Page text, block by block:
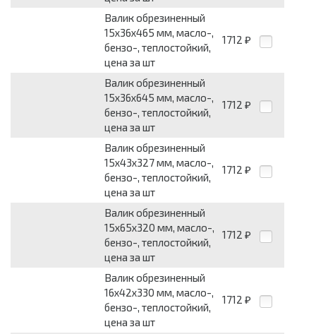
Валик обрезиненный
15x36x465 мм, масло-,
бензо-, теплостойкий,
цена за шт
1712 ₽
Валик обрезиненный
15x36x645 мм, масло-,
бензо-, теплостойкий,
цена за шт
1712 ₽
Валик обрезиненный
15x43x327 мм, масло-,
бензо-, теплостойкий,
цена за шт
1712 ₽
Валик обрезиненный
15x65x320 мм, масло-,
бензо-, теплостойкий,
цена за шт
1712 ₽
Валик обрезиненный
16x42x330 мм, масло-,
бензо-, теплостойкий,
цена за шт
1712 ₽